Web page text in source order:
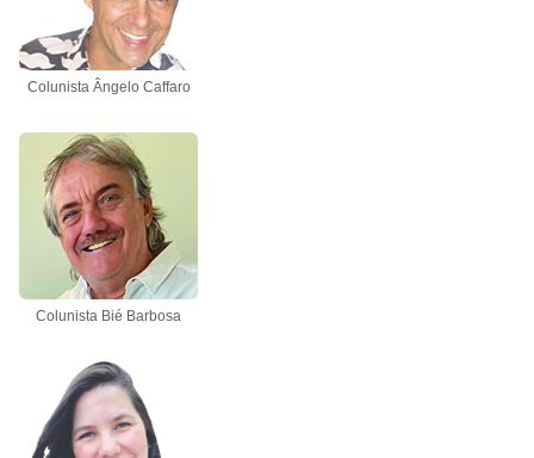
Colunista Ângelo Caffaro
Colunista Bié Barbosa